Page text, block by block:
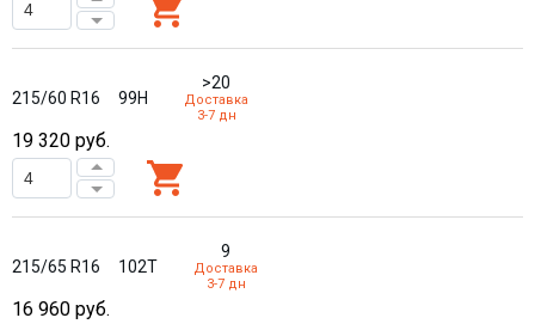
215/60 R16 99H
>20
Доставка
3-7 дн
19 320 руб.
215/65 R16 102T
9
Доставка
3-7 дн
16 960 руб.